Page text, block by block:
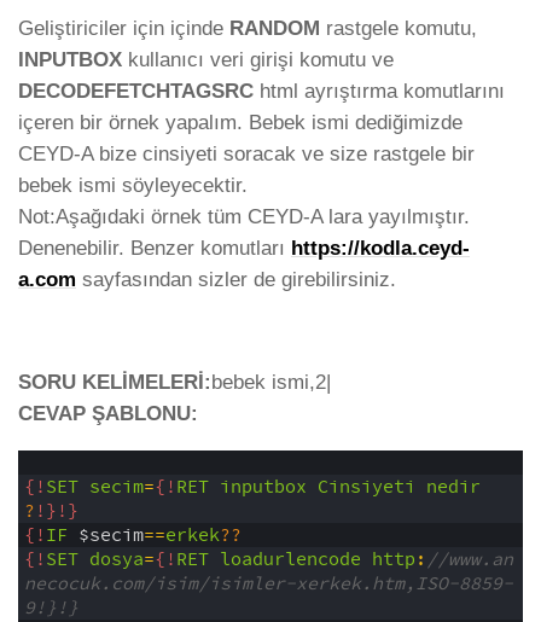
Geliştiriciler için içinde RANDOM rastgele komutu,
INPUTBOX kullanıcı veri girişi komutu ve
DECODEFETCHTAGSRC html ayrıştırma komutlarını
içeren bir örnek yapalım. Bebek ismi dediğimizde
CEYD-A bize cinsiyeti soracak ve size rastgele bir
bebek ismi söyleyecektir.
Not:Aşağıdaki örnek tüm CEYD-A lara yayılmıştır.
Denenebilir. Benzer komutları https://kodla.ceyd-
a.com sayfasından sizler de girebilirsiniz.
SORU KELİMELERİ: bebek ismi,2|
CEVAP ŞABLONU:
{!SET secim={!RET inputbox Cinsiyeti nedir
?!}!}
{!IF $secim==erkek??
{!SET dosya={!RET loadurlencode http: //www.an
necocuk.com/isim/isimler-xerkek.htm,ISO-8859-
9!}!}